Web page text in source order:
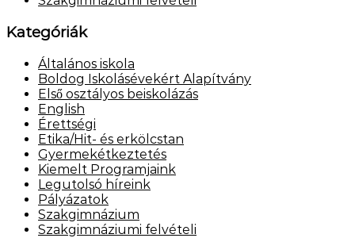
Kategóriák
Általános iskola
Boldog Iskolásévekért Alapítvány
Első osztályos beiskolázás
English
Érettségi
Etika/Hit- és erkölcstan
Gyermekétkeztetés
Kiemelt Programjaink
Legutolsó híreink
Pályázatok
Szakgimnázium
Szakgimnáziumi felvételi